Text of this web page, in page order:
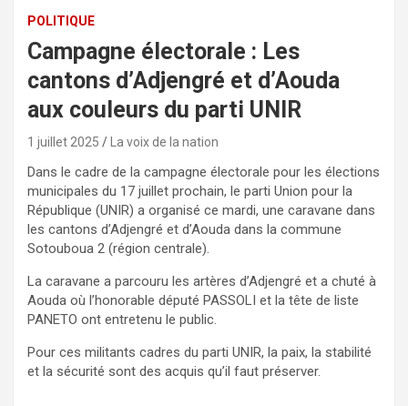
POLITIQUE
Campagne électorale : Les
cantons d’Adjengré et d’Aouda
aux couleurs du parti UNIR
1 juillet 2025 La voix de la nation
Dans le cadre de la campagne électorale pour les élections
municipales du 17 juillet prochain, le parti Union pour la
République (UNIR) a organisé ce mardi, une caravane dans
les cantons d’Adjengré et d’Aouda dans la commune
Sotouboua 2 (région centrale).
La caravane a parcouru les artères d’Adjengré et a chuté à
Aouda où l’honorable député PASSOLI et la tête de liste
PANETO ont entretenu le public.
Pour ces militants cadres du parti UNIR, la paix, la stabilité
et la sécurité sont des acquis qu’il faut préserver.